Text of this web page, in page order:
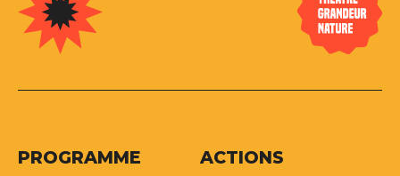
PROGRAMME
ACTIONS